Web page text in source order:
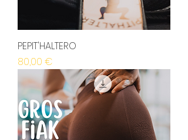
PEPIT'HALTERO
Prix
80,00 €